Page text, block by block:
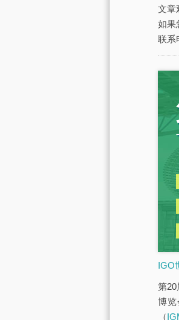
文章
如果
联系
IGO
第20
博览
（